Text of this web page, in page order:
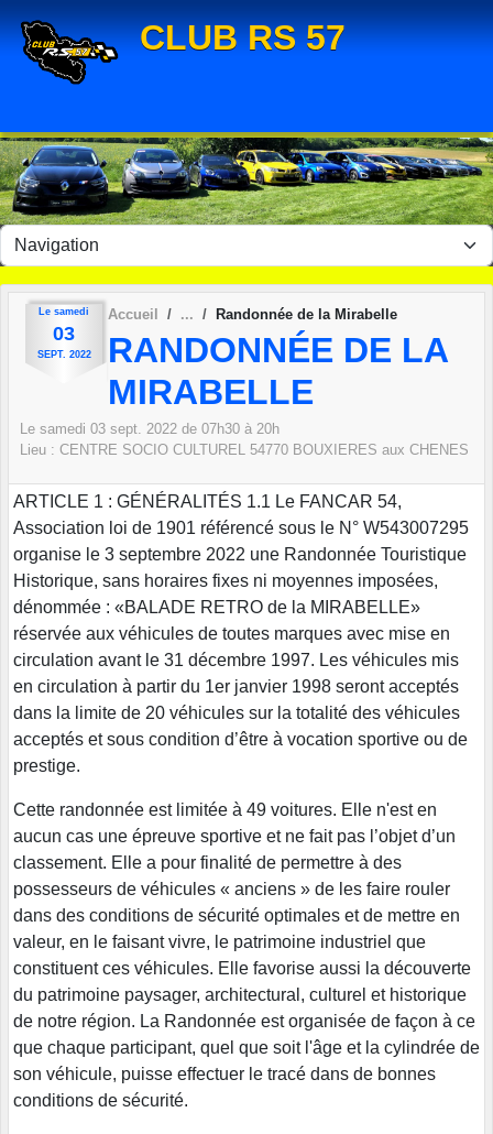
CLUB RS 57
Le samedi
03
SEPT. 2022
Accueil Randonnée de la Mirabelle
RANDONNÉE DE LA
MIRABELLE
Le samedi 03 sept. 2022 de 07h30 à 20h
Lieu : CENTRE SOCIO CULTUREL 54770 BOUXIERES aux CHENES
ARTICLE 1 : GÉNÉRALITÉS 1.1 Le FANCAR 54,
Association loi de 1901 référencé sous le N° W543007295
organise le 3 septembre 2022 une Randonnée Touristique
Historique, sans horaires fixes ni moyennes imposées,
dénommée : «BALADE RETRO de la MIRABELLE»
réservée aux véhicules de toutes marques avec mise en
circulation avant le 31 décembre 1997. Les véhicules mis
en circulation à partir du 1er janvier 1998 seront acceptés
dans la limite de 20 véhicules sur la totalité des véhicules
acceptés et sous condition d’être à vocation sportive ou de
prestige.
Cette randonnée est limitée à 49 voitures. Elle n'est en
aucun cas une épreuve sportive et ne fait pas l’objet d’un
classement. Elle a pour finalité de permettre à des
possesseurs de véhicules « anciens » de les faire rouler
dans des conditions de sécurité optimales et de mettre en
valeur, en le faisant vivre, le patrimoine industriel que
constituent ces véhicules. Elle favorise aussi la découverte
du patrimoine paysager, architectural, culturel et historique
de notre région. La Randonnée est organisée de façon à ce
que chaque participant, quel que soit l'âge et la cylindrée de
son véhicule, puisse effectuer le tracé dans de bonnes
conditions de sécurité.